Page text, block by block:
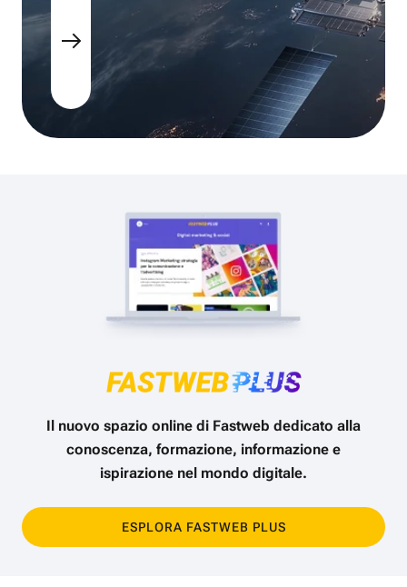
Il nuovo spazio online di Fastweb dedicato alla
conoscenza, formazione, informazione e
ispirazione nel mondo digitale.
ESPLORA FASTWEB PLUS